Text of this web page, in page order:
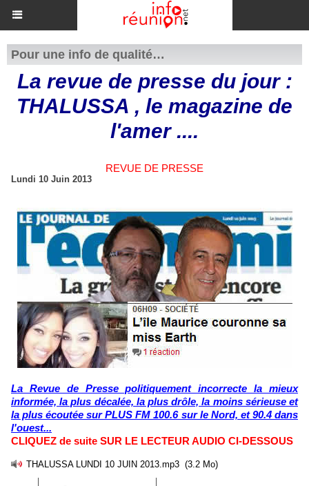
Pour une info de qualité…
La revue de presse du jour :
THALUSSA , le magazine de
l'amer ....
REVUE DE PRESSE
Lundi 10 Juin 2013
La Revue de Presse politiquement incorrecte la mieux
informée, la plus décalée, la plus drôle, la moins sérieuse et
la plus écoutée sur PLUS FM 100.6 sur le Nord, et 90.4 dans
l'ouest...
CLIQUEZ de suite SUR LE LECTEUR AUDIO CI-DESSOUS
THALUSSA LUNDI 10 JUIN 2013.mp3 (3.2 Mo)